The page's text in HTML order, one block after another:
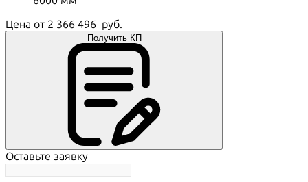
Цена от 2 366 496 руб.
Получить КП
Оставьте заявку